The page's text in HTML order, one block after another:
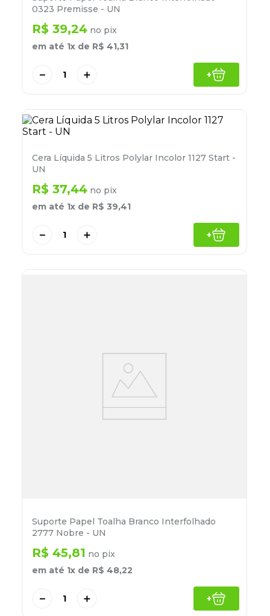
0323 Premisse - UN
R$ 39,24 no pix
em até 1x de R$ 41,31
＋
－ +
Cera Líquida 5 Litros Polylar Incolor 1127 Start -
UN
R$ 37,44 no pix
em até 1x de R$ 39,41
＋
－ +
Suporte Papel Toalha Branco Interfolhado
2777 Nobre - UN
R$ 45,81 no pix
em até 1x de R$ 48,22
＋
－ +
8º lapis
º marca texto
10º caixa organizadora